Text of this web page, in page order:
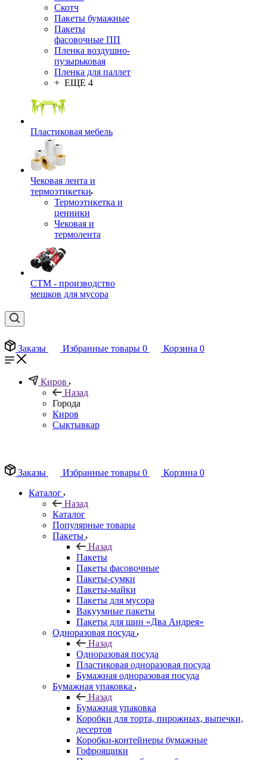
Скотч
Пакеты бумажные
Пакеты
фасовочные ПП
Пленка воздушно-
пузырьковая
Пленка для паллет
+ ЕЩЕ 4
Пластиковая мебель
Чековая лента и
термоэтикетки
Термоэтикетка и
ценники
Чековая и
термолента
СТМ - производство
мешков для мусора
Заказы Избранные товары 0 Корзина 0
Киров
Назад
Города
Киров
Сыктывкар
Заказы
Избранные товары 0 Корзина 0
Каталог
Назад
Каталог
Популярные товары
Пакеты
Назад
Пакеты
Пакеты фасовочные
Пакеты-сумки
Пакеты-майки
Пакеты для мусора
Вакуумные пакеты
Пакеты для шин «Два Андрея»
Одноразовая посуда
Назад
Одноразовая посуда
Пластиковая одноразовая посуда
Бумажная одноразовая посуда
Бумажная упаковка
Назад
Бумажная упаковка
Коробки для торта, пирожных, выпечки,
десертов
Коробки-контейнеры бумажные
Гофроящики